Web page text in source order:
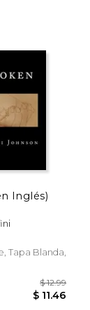
Inglés)
Tapa Blanda,